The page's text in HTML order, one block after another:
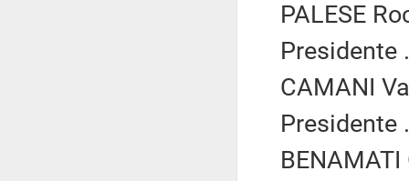
PALESE
Presidente
CAMANI
Presidente